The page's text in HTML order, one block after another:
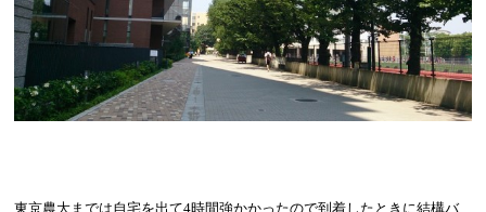
東京農大までは自宅を出て4時間強かかったので到着したときに結構バ